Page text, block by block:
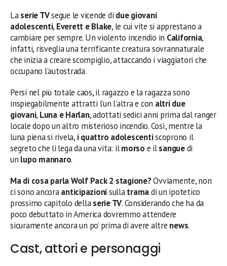
Laserie TVsegue le vicende di due giovani
adolescenti, Everett e Blake, le cui vite si apprestano a
cambiare per sempre. Un violento incendio in California,
infatti, risveglia una terrificante creatura sovrannaturale
che inizia a creare scompiglio, attaccando i viaggiatori che
occupano l’autostrada.
Persi nel più totale caos, il ragazzo e la ragazza sono
inspiegabilmente attratti l’un l’altra e con altri due
giovani, Luna e Harlan, adottati sedici anni prima dal ranger
locale dopo un altro misterioso incendio. Così, mentre la
luna piena si rivela, i quattro adolescentiscoprono il
segreto che li lega da una vita: ilmorso e ilsanguedi
un lupo mannaro.
Ma di cosa parla Wolf Pack 2 stagione?Ovviamente, non
ci sono ancoraanticipazionisullatramadi un ipotetico
prossimo capitolo dellaserie TV. Considerando che ha da
poco debuttato in America dovremmo attendere
sicuramente ancora un po’ prima di avere altre news.
Cast, attori e personaggi